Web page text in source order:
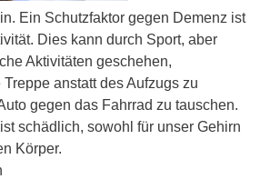
Ein Schutzfaktor gegen Demenz ist
Dies kann durch Sport, aber
Aktivitäten geschehen,
anstatt des Aufzugs zu
gegen das Fahrrad zu tauschen.
schädlich, sowohl für unser Gehirn
Körper.